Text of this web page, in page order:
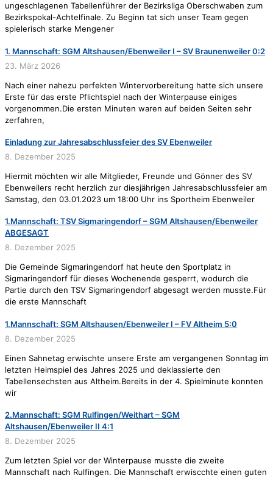
ungeschlagenen Tabellenführer der Bezirksliga Oberschwaben zum
Bezirkspokal-Achtelfinale. Zu Beginn tat sich unser Team gegen
spielerisch starke Mengener
1. Mannschaft: SGM Altshausen/Ebenweiler I – SV Braunenweiler 0:2
23. März 2026
Nach einer nahezu perfekten Wintervorbereitung hatte sich unsere
Erste für das erste Pflichtspiel nach der Winterpause einiges
vorgenommen.Die ersten Minuten waren auf beiden Seiten sehr
zerfahren,
Einladung zur Jahresabschlussfeier des SV Ebenweiler
8. Dezember 2025
Hiermit möchten wir alle Mitglieder, Freunde und Gönner des SV
Ebenweilers recht herzlich zur diesjährigen Jahresabschlussfeier am
Samstag, den 03.01.2023 um 18:00 Uhr ins Sportheim Ebenweiler
1.Mannschaft: TSV Sigmaringendorf – SGM Altshausen/Ebenweiler
ABGESAGT
8. Dezember 2025
Die Gemeinde Sigmaringendorf hat heute den Sportplatz in
Sigmaringendorf für dieses Wochenende gesperrt, wodurch die
Partie durch den TSV Sigmaringendorf abgesagt werden musste.Für
die erste Mannschaft
1.Mannschaft: SGM Altshausen/Ebenweiler I – FV Altheim 5:0
8. Dezember 2025
Einen Sahnetag erwischte unsere Erste am vergangenen Sonntag im
letzten Heimspiel des Jahres 2025 und deklassierte den
Tabellensechsten aus Altheim.Bereits in der 4. Spielminute konnten
wir
2.Mannschaft: SGM Rulfingen/Weithart – SGM
Altshausen/Ebenweiler II 4:1
8. Dezember 2025
Zum letzten Spiel vor der Winterpause musste die zweite
Mannschaft nach Rulfingen. Die Mannschaft erwiscchte einen guten